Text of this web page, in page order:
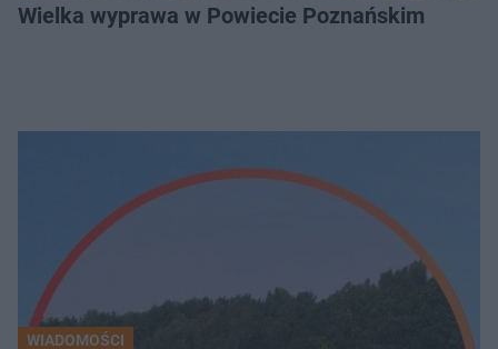
Wielka wyprawa w Powiecie Poznańskim
WIADOMOŚCI